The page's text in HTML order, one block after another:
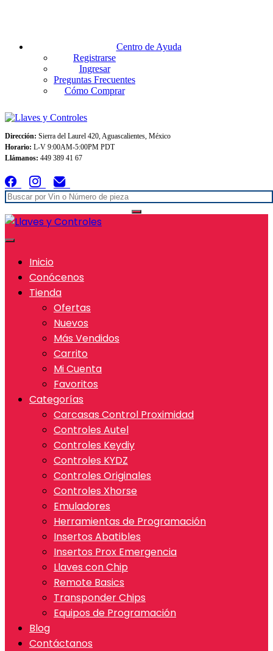
Centro de Ayuda
Registrarse
Ingresar
Preguntas Frecuentes
Cómo Comprar
Dirección: Sierra del Laurel 420, Aguascalientes, México
Horario: L-V 9:00AM-5:00PM PDT
Llámanos: 449 389 41 67
Inicio
Conócenos
Tienda
Ofertas
Nuevos
Más Vendidos
Carrito
Mi Cuenta
Favoritos
Categorías
Carcasas Control Proximidad
Controles Autel
Controles Keydiy
Controles KYDZ
Controles Originales
Controles Xhorse
Emuladores
Herramientas de Programación
Insertos Abatibles
Insertos Prox Emergencia
Llaves con Chip
Remote Basics
Transponder Chips
Equipos de Programación
Blog
Contáctanos